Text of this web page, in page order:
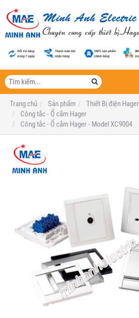
Trang chủ
Sản phẩm
Thiết Bị điện Hager
Công tắc - Ổ cắm Hager
Công tắc - Ổ cắm Hager - Model XC9004